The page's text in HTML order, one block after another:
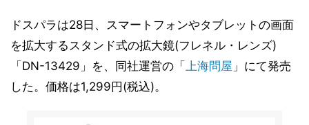
ドスパラは28日、スマートフォンやタブレットの画面
を拡大するスタンド式の拡大鏡(フレネル・レンズ)
「DN-13429」を、同社運営の「 上海問屋 」にて発売
した。価格は1,299円(税込)。